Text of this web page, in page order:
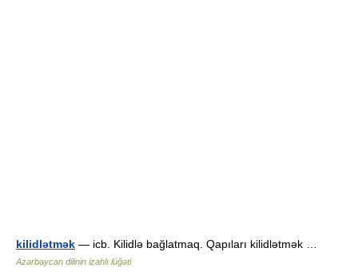
kilidlətmək — icb. Kilidlə bağlatmaq. Qapıları kilidlətmək …
Azərbaycan dilinin izahlı lüğəti